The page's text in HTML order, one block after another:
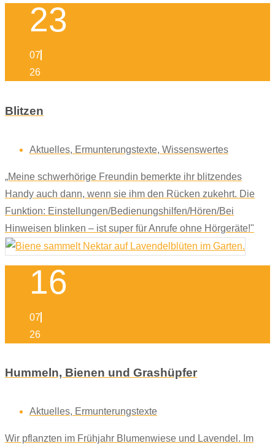
23
07
26
Blitzen
Aktuelles, Ermunterungstexte, Wissenswertes
„Meine schwerhörige Freundin bemerkte ihr blitzendes
Handy auch dann, wenn sie ihm den Rücken zukehrt. Die
Funktion: Einstellungen/Bedienungshilfen/Hören/Bei
Hinweisen blinken – ist super für Anrufe ohne Hörgeräte!"
16
07
26
Hummeln, Bienen und Grashüpfer
Aktuelles, Ermunterungstexte
Wir pflanzten im Frühjahr Blumenwiese und Lavendel. Im